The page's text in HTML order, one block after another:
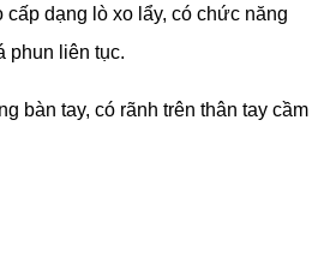
cấp dạng lò xo lẩy, có chức năng
phun liên tục.
bàn tay, có rãnh trên thân tay cầm